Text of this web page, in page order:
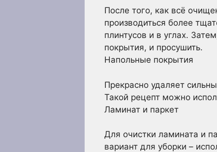
После того, как всё
производиться более
плинтусов и в углах.
покрытия, и просушить.
Напольные покрытия
Прекрасно удаляет
Такой рецепт можно
Ламинат и паркет
Для очистки ламината и
вариант для уборки –